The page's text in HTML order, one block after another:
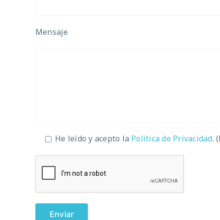
Mensaje
He leído y acepto la Política de Privacidad.